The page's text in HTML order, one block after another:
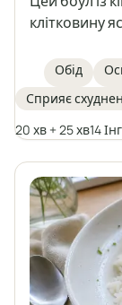
клітковину
батат, нут,
насіння
для
підходить
Обід
Сприяє
20 хв + 25 хв14